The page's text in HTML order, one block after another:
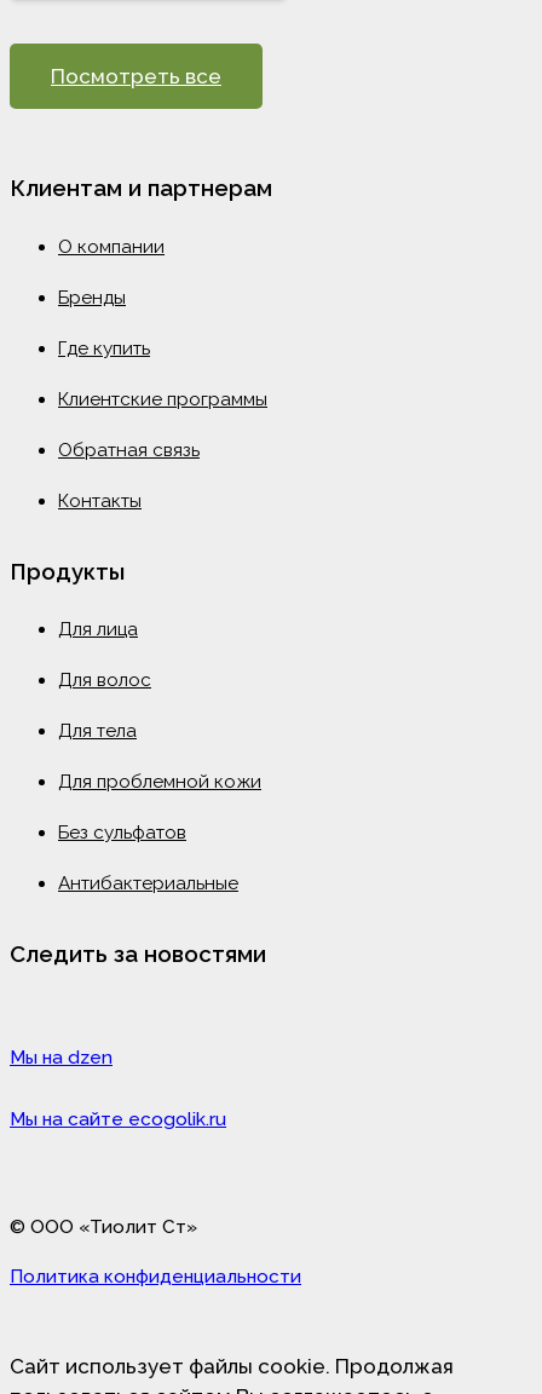
Посмотреть все
Клиентам и партнерам
О компании
Бренды
Где купить
Клиентские программы
Обратная связь
Контакты
Продукты
Для лица
Для волос
Для тела
Для проблемной кожи
Без сульфатов
Антибактериальные
Следить за новостями
Мы на dzen
Мы на сайте ecogolik.ru
© ООО «Тиолит Ст»
Политика конфиденциальности
Сайт использует файлы cookie. Продолжая